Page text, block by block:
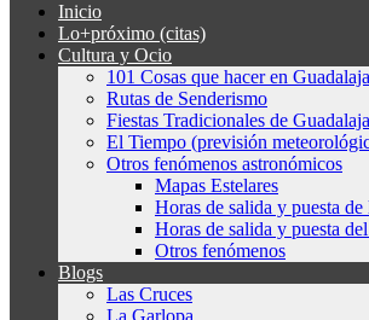
Inicio
Lo+próximo (citas)
Cultura y Ocio
101 Cosas que hacer en
Rutas de Senderismo
Fiestas Tradicionales de
El Tiempo (previsión
Otros fenómenos astronómicos
Mapas Estelares
Horas de salida y puesta de
Horas de salida y puesta
Otros fenómenos
Blogs
Las Cruces
La Garlopa